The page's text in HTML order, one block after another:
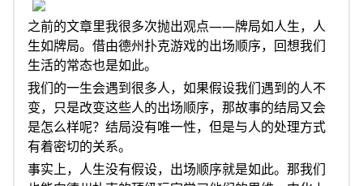
之前的文章里我很多次抛出观点——牌局如人生，人
生如牌局。借由德州扑克游戏的出场顺序，回想我们
生活的常态也是如此。
我们的一生会遇到很多人，如果假设我们遇到的人不
变，只是改变这些人的出场顺序，那故事的结局又会
是怎么样呢？结局没有唯一性，但是与人的处理方式
有着密切的关系。
事实上，人生没有假设，出场顺序就是如此。那我们